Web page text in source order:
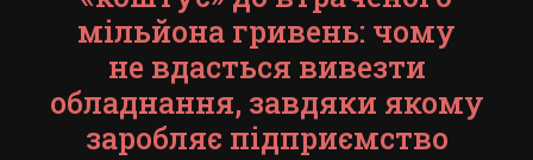
мільйона гривень: чому
не вдасться вивезти
обладнання, завдяки якому
заробляє підприємство